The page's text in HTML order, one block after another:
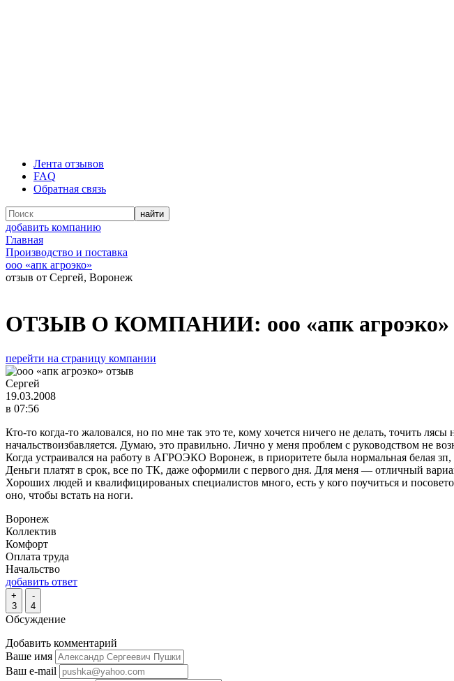
Лента отзывов
FAQ
Обратная связь
добавить компанию
Главная
Производство и поставка
ооо «апк агроэко»
отзыв от Сергей, Воронеж
ОТЗЫВ О КОМПАНИИ: ооо «апк агроэко»
перейти на страницу компании
Сергей
19.03.2008
в 07:56
Кто-то когда-то жаловался, но по мне так это те, кому хочется ничего не делать, точить
начальствоизбавляется. Думаю, это правильно. Лично у меня проблем с руководством не
Когда устраивался на работу в АГРОЭКО Воронеж, в приоритете была нормальная белая
Деньги платят в срок, все по ТК, даже оформили с первого дня. Для меня — отличный
Хороших людей и квалифицированых специалистов много, есть у кого поучиться и
оно, чтобы встать на ноги.
Воронеж
Коллектив
Комфорт
Оплата труда
Начальство
добавить ответ
+
3
-
4
Обсуждение
Добавить комментарий
Ваше имя
Ваш e-mail